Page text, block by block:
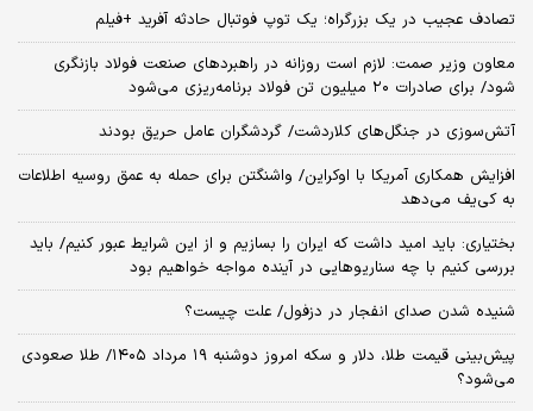
تصادف عجیب در یک بزرگراه؛ یک توپ فوتبال حادثه‌ آفرید +فیلم
معاون وزیر صمت: لازم است روزانه در راهبردهای صنعت فولاد بازنگری
شود/ برای صادرات ۲۰ میلیون تن فولاد برنامه‌ریزی می‌شود
آتش‌سوزی در جنگل‌های کلاردشت/ گردشگران عامل حریق بودند
افزایش همکاری آمریکا با اوکراین/ واشنگتن برای حمله به عمق روسیه اطلاعات
به کی‌یف می‌دهد
بختیاری: باید امید داشت که ایران را بسازیم و از این شرایط عبور کنیم/ باید
بررسی کنیم با چه سناریوهایی در آینده مواجه خواهیم بود
شنیده شدن صدای انفجار در دزفول/ علت چیست؟
پیش‌بینی قیمت طلا، دلار و سکه امروز دوشنبه ۱۹ مرداد ۱۴۰۵/ طلا صعودی
می‌شود؟